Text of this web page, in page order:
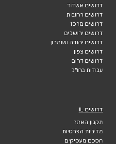
דרושים אשדוד
דרושים רחובות
דרושים מרכז
דרושים ירושלים
דרושים יהודה ושומרון
דרושים צפון
דרושים דרום
עבודות בחו"ל
דרושים IL
תקנון האתר
מדיניות הפרטיות
הסכם מעסיקים